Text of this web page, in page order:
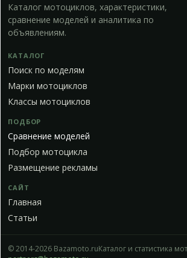
Каталог мотоциклов, характеристики,
сравнение моделей и аналитика по
объявлениям.
КАТАЛОГ
Поиск по моделям
Марки мотоциклов
Классы мотоциклов
ПОДБОР
Сравнение моделей
Подбор мотоцикла
Размещение рекламы
САЙТ
Главная
Статьи
© 2014-2026 Bazamoto.ruКаталог и статистика